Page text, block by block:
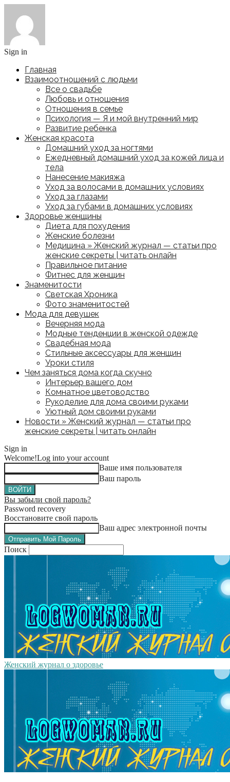
Sign in
Главная
Взаимоотношений с людьми
Все о свадьбе
Любовь и отношения
Отношения в семье
Психология — Я и мой внутренний мир
Развитие ребенка
Женская красота
Домашний уход за ногтями
Ежедневный домашний уход за кожей лица и
тела
Нанесение макияжа
Уход за волосами в домашних условиях
Уход за глазами
Уход за губами в домашних условиях
Здоровье женщины
Диета для похудения
Женские болезни
Медицина » Женский журнал — статьи про
женские секреты | читать онлайн
Правильное питание
Фитнес для женщин
Знаменитости
Светская Хроника
Фото знаменитостей
Мода для девушек
Вечерняя мода
Модные тенденции в женской одежде
Свадебная мода
Стильные аксессуары для женщин
Уроки стиля
Чем заняться дома когда скучно
Интерьер вашего дом
Комнатное цветоводство
Рукоделие для дома своими руками
Уютный дом своими руками
Новости » Женский журнал — статьи про
женские секреты | читать онлайн
Sign in
Welcome!Log into your account
Ваше имя пользователя
Ваш пароль
Вы забыли свой пароль?
Password recovery
Восстановите свой пароль
Ваш адрес электронной почты
Поиск
Женский журнал о здоровье